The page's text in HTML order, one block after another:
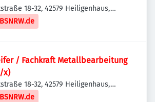
18-32, 42579 Heiligenhaus,
/ Fachkraft Metallbearbeitung
x)
18-32, 42579 Heiligenhaus,